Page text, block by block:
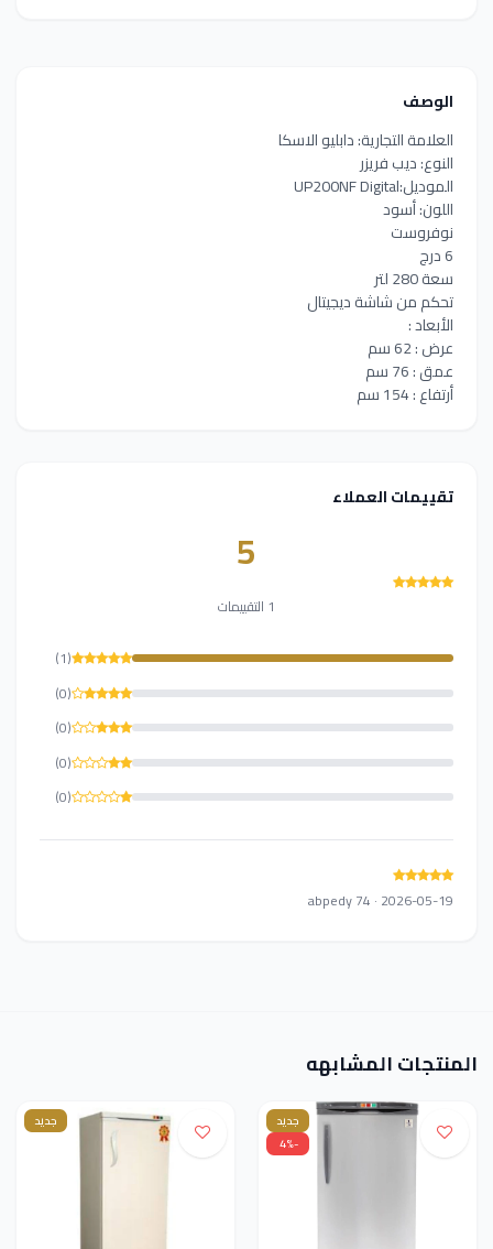
الوصف
العلامة التجارية: دابليو الاسكا
النوع: ديب فريزر
الموديل:UP200NF Digital
اللون: أسود
نوفروست
6 درج
سعة 280 لتر
تحكم من شاشة ديجيتال
الأبعاد :
عرض : 62 سم
عمق : 76 سم
أرتفاع : 154 سم
تقييمات العملاء
5
1 التقييمات
(1)
(0)
(0)
(0)
(0)
abpedy 74 · 2026-05-19
المنتجات المشابهه
جديد
-4%
جديد